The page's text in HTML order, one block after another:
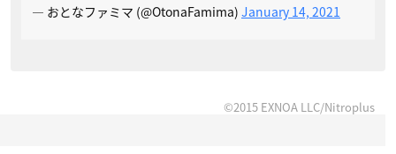
— おとなファミマ (@OtonaFamima) January 14, 2021
©2015 EXNOA LLC/Nitroplus